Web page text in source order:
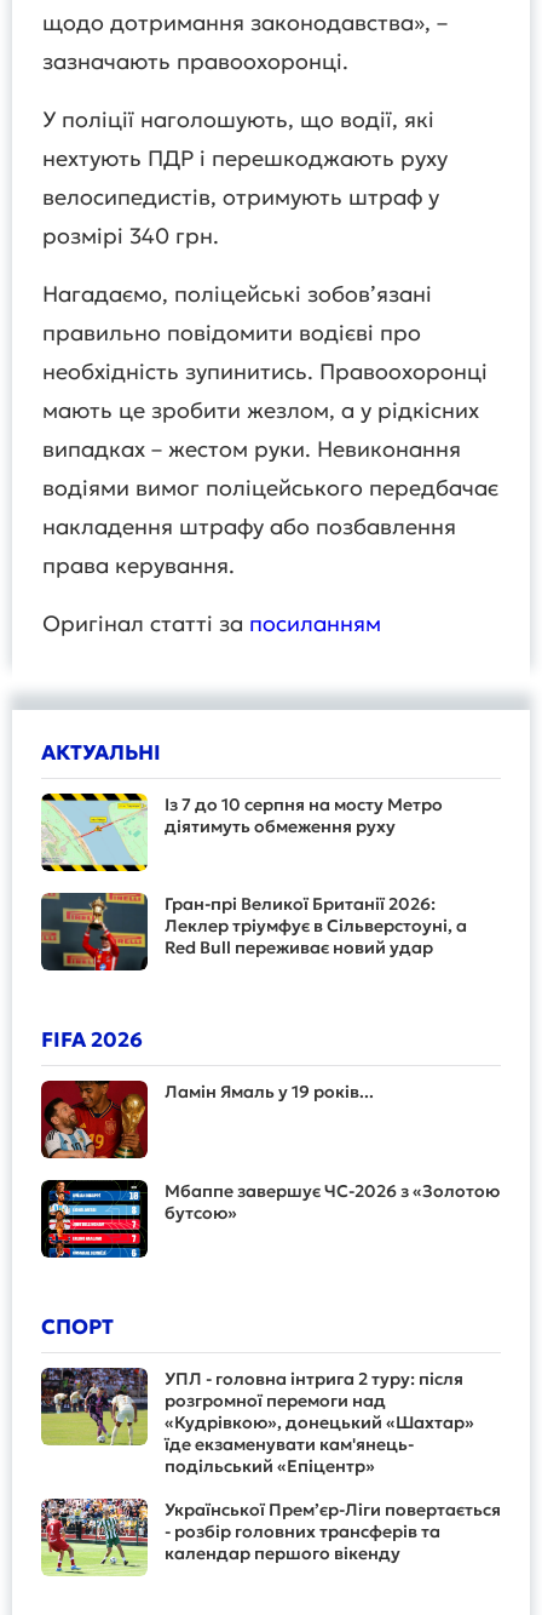
щодо дотримання законодавства», –
зазначають правоохоронці.
У поліції наголошують, що водії, які
нехтують ПДР і перешкоджають руху
велосипедистів, отримують штраф у
розмірі 340 грн.
Нагадаємо, поліцейські зобов’язані
правильно повідомити водієві про
необхідність зупинитись. Правоохоронці
мають це зробити жезлом, а у рідкісних
випадках – жестом руки. Невиконання
водіями вимог поліцейського передбачає
накладення штрафу або позбавлення
права керування.
Оригінал статті за посиланням
АКТУАЛЬНІ
Із 7 до 10 серпня на мосту Метро
діятимуть обмеження руху
Гран-прі Великої Британії 2026:
Леклер тріумфує в Сільверстоуні, а
Red Bull переживає новий удар
FIFA 2026
Ламін Ямаль у 19 років...
Мбаппе завершує ЧС-2026 з «Золотою
бутсою»
СПОРТ
УПЛ - головна інтрига 2 туру: після
розгромної перемоги над
«Кудрівкою», донецький «Шахтар»
їде екзаменувати кам'янець-
подільський «Епіцентр»
Української Прем’єр-Ліги повертається
- розбір головних трансферів та
календар першого вікенду